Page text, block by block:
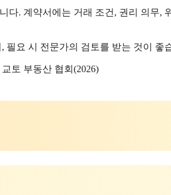
다. 계약서에는 거래 조건, 권리 의무,
필요 시 전문가의 검토를 받는 것이 좋
토 부동산 협회(2026)